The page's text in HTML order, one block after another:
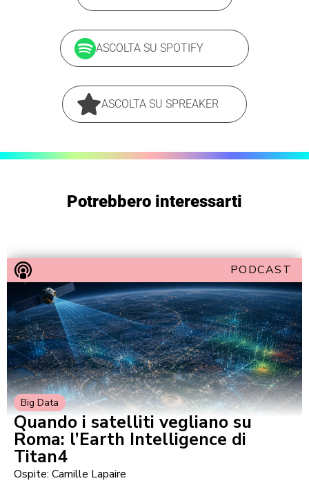
ASCOLTA SU SPOTIFY
ASCOLTA SU SPREAKER
Potrebbero interessarti
PODCAST
Big Data
Quando i satelliti vegliano su
Roma: l’Earth Intelligence di
Titan4
Ospite: Camille Lapaire